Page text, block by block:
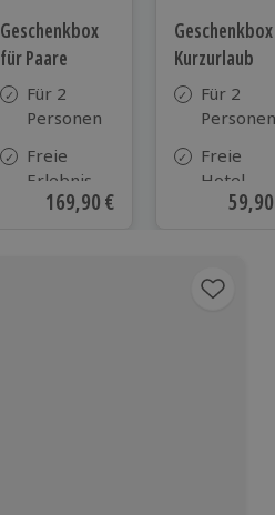
Geschenkbox
für Paare
Für 2
Personen
Freie
Erlebnis-
Auswahl
Aktueller Preis
169,90 €
Geschenkbox
Kurzurlaub
Für 2
Personen
Freie
Hotel-
Auswahl